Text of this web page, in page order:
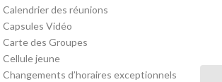
Calendrier des réunions
Capsules Vidéo
Carte des Groupes
Cellule jeune
Changements d’horaires exceptionnels